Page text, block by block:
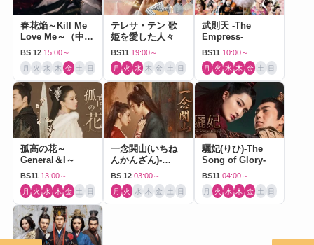
春花焔～Kill Me
Love Me～（中国
ドラマ）
BS 12 15:00～
月 火 水 木 金 土 日
テレサ・テン 歌
姫を愛した人々
BS11 19:00～
月 火 水 木 金 土 日
武則天 -The
Empress-
BS11 10:00～
月 火 水 木 金 土 日
孤高の花～
General＆I～
BS11 13:00～
月 火 水 木 金 土 日
一念関山(いちね
んかんざん)-
Journey to Love-
BS 12 03:00～
月 火 水 木 金 土 日
驪妃(りひ)-The
Song of Glory-
BS11 04:00～
月 火 水 木 金 土 日